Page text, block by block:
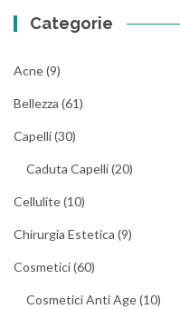
Categorie
Acne(9)
Bellezza (61)
Capelli(30)
Caduta Capelli(20)
Cellulite(10)
Chirurgia Estetica (9)
Cosmetici(60)
Cosmetici Anti Age(10)